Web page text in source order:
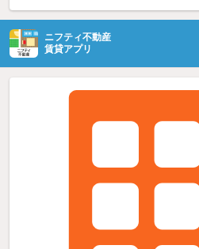
ニフティ不動産
賃貸アプリ